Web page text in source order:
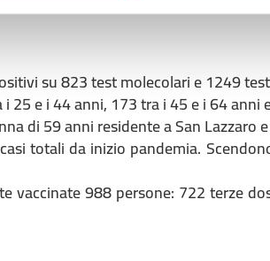
su 823 test molecolari e 1249
e i 44 anni, 173 tra i 45 e i 64 anni
di 59 anni residente a San Lazzaro
totali da inizio pandemia.
vaccinate 988 persone: 722 terze